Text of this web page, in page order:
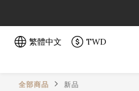
繁體中文
TWD
全部商品 新品